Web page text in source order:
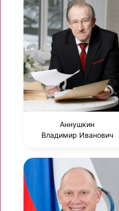
Аннушкин
Владимир Иванович